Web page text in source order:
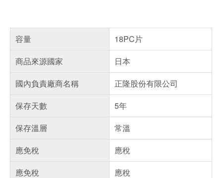
容量
18PC片
商品來源國家
日本
國內負責廠商名稱
正隆股份有限公司
保存天數
5年
保存溫層
常溫
應免稅
應稅
應免稅
應稅